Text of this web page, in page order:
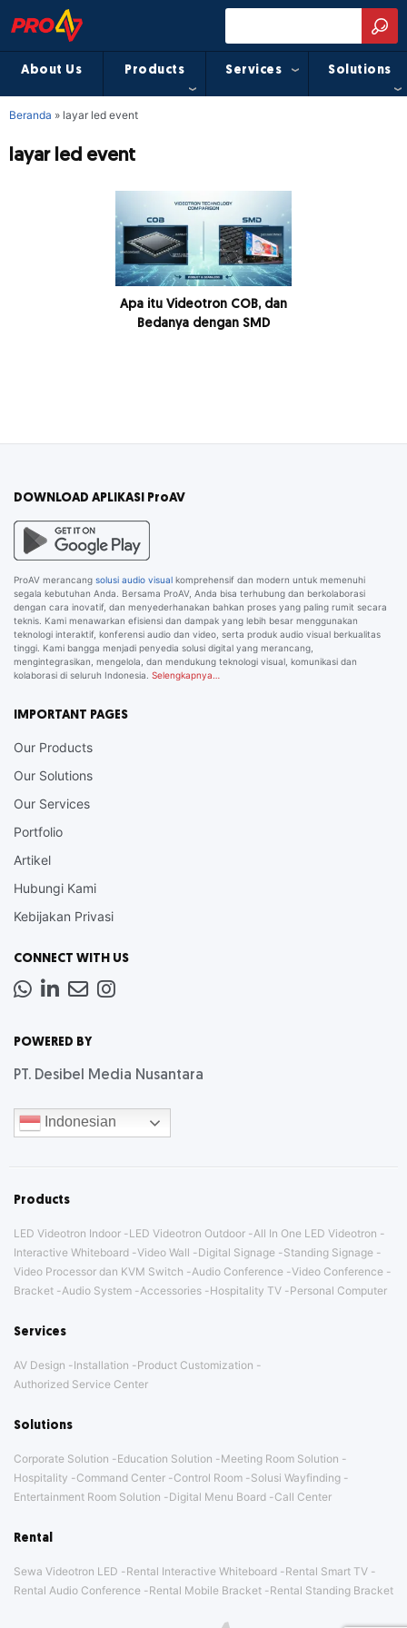
About Us Products Services Solutions
Beranda » layar led event
layar led event
Apa itu Videotron COB, dan
Bedanya dengan SMD
DOWNLOAD APLIKASI ProAV
ProAV merancang solusi audio visual komprehensif dan modern untuk memenuhi
segala kebutuhan Anda. Bersama ProAV, Anda bisa terhubung dan berkolaborasi
dengan cara inovatif, dan menyederhanakan bahkan proses yang paling rumit secara
teknis. Kami menawarkan efisiensi dan dampak yang lebih besar menggunakan
teknologi interaktif, konferensi audio dan video, serta produk audio visual berkualitas
tinggi. Kami bangga menjadi penyedia solusi digital yang merancang,
mengintegrasikan, mengelola, dan mendukung teknologi visual, komunikasi dan
kolaborasi di seluruh Indonesia. Selengkapnya…
IMPORTANT PAGES
Our Products
Our Solutions
Our Services
Portfolio
Artikel
Hubungi Kami
Kebijakan Privasi
CONNECT WITH US
Whatsapp
LinkedIn
NewsInstagram
POWERED BY
PT. Desibel Media Nusantara
Indonesian
Products
LED Videotron Indoor LED Videotron Outdoor
All In One LED Videotron
Interactive Whiteboard Video Wall Digital Signage
Standing Signage
Video Processor dan KVM Switch
Audio Conference Video Conference
Bracket
Audio System Accessories Hospitality TV Personal Computer
Services
AV Design Installation
Product Customization
Authorized Service Center
Solutions
Corporate Solution Education Solution
Meeting Room Solution
Hospitality
Command Center Control Room
Solusi Wayfinding
Entertainment Room Solution
Digital Menu Board Call Center
Rental
Sewa Videotron LED Rental Interactive Whiteboard
Rental Smart TV
Rental Audio Conference
Rental Mobile Bracket Rental Standing Bracket